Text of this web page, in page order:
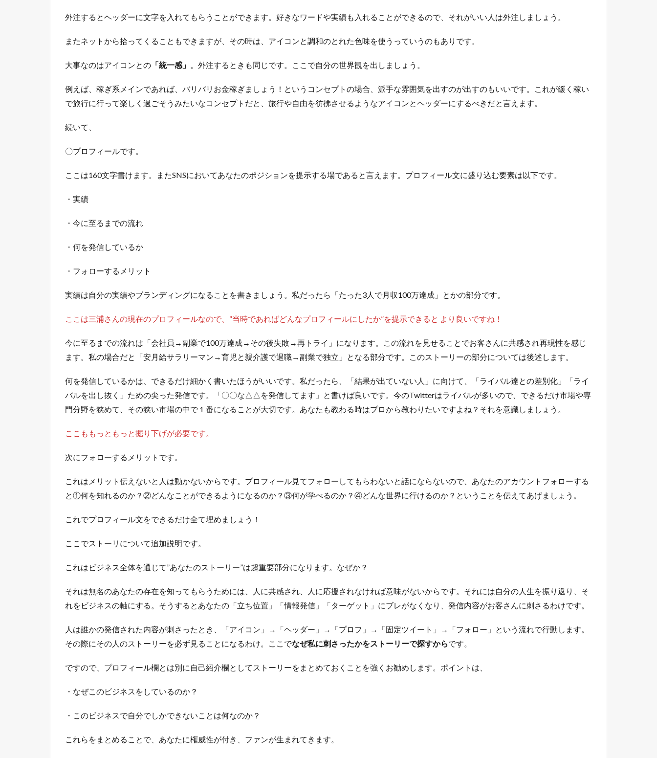
外注するとヘッダーに文字を入れてもらうことができます。好きなワードや実績も入れることができるので、それがいい人は外注しましょう。
またネットから拾ってくることもできますが、その時は、アイコンと調和のとれた色味を使うっていうのもありです。
大事なのはアイコンとの 「統一感」 。外注するときも同じです。ここで自分の世界観を出しましょう。
例えば、稼ぎ系メインであれば、バリバリお金稼ぎましょう！というコンセプトの場合、派手な雰囲気を出すのが出すのもいいです。これが緩く稼い
で旅行に行って楽しく過ごそうみたいなコンセプトだと、旅行や自由を彷彿させるようなアイコンとヘッダーにするべきだと言えます。
続いて、
〇プロフィールです。
ここは160文字書けます。またSNSにおいてあなたのポジションを提示する場であると言えます。プロフィール文に盛り込む要素は以下です。
・実績
・今に至るまでの流れ
・何を発信しているか
・フォローするメリット
実績は自分の実績やブランディングになることを書きましょう。私だったら「たった3人で月収100万達成」とかの部分です。
ここは三浦さんの現在のプロフィールなので、“当時であればどんなプロフィールにしたか”を提示できると より良いですね！
今に至るまでの流れは「会社員→副業で100万達成→その後失敗→再トライ」になります。この流れを見せることでお客さんに共感され再現性を感じ
ます。私の場合だと「安月給サラリーマン→育児と親介護で退職→副業で独立」となる部分です。このストーリーの部分については後述します。
何を発信しているかは、できるだけ細かく書いたほうがいいです。私だったら、「結果が出ていない人」に向けて、「ライバル達との差別化」「ライ
バルを出し抜く」ための尖った発信です。「〇〇な△△を発信してます」と書けば良いです。今のTwitterはライバルが多いので、できるだけ市場や専
門分野を狭めて、その狭い市場の中で１番になることが大切です。あなたも教わる時はプロから教わりたいですよね？それを意識しましょう。
ここももっともっと掘り下げが必要です。
次にフォローするメリットです。
これはメリット伝えないと人は動かないからです。プロフィール見てフォローしてもらわないと話にならないので、あなたのアカウントフォローする
と①何を知れるのか？②どんなことができるようになるのか？③何が学べるのか？④どんな世界に行けるのか？ということを伝えてあげましょう。
これでプロフィール文をできるだけ全て埋めましょう！
ここでストーリについて追加説明です。
これはビジネス全体を通じて”あなたのストーリー”は超重要部分になります。なぜか？
それは無名のあなたの存在を知ってもらうためには、人に共感され、人に応援されなければ意味がないからです。それには自分の人生を振り返り、そ
れをビジネスの軸にする。そうするとあなたの「立ち位置」「情報発信」「ターゲット」にブレがなくなり、発信内容がお客さんに刺さるわけです。
人は誰かの発信された内容が刺さったとき、「アイコン」→「ヘッダー」→「プロフ」→「固定ツイート」→「フォロー」という流れで行動します。
その際にその人のストーリーを必ず見ることになるわけ。ここでなぜ私に刺さったかをストーリーで探すからです。
ですので、プロフィール欄とは別に自己紹介欄としてストーリーをまとめておくことを強くお勧めします。ポイントは、
・なぜこのビジネスをしているのか？
・このビジネスで自分でしかできないことは何なのか？
これらをまとめることで、あなたに権威性が付き、ファンが生まれてきます。